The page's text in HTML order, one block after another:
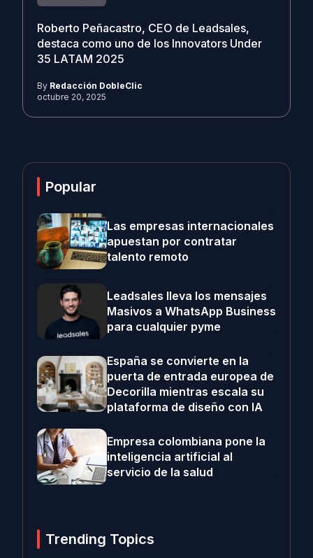
Roberto Peñacastro, CEO de Leadsales,
destaca como uno de los Innovators Under
35 LATAM 2025
By Redacción DobleClic
octubre 20, 2025
Popular
Las empresas internacionales
apuestan por contratar
talento remoto
Leadsales lleva los mensajes
Masivos a WhatsApp Business
para cualquier pyme
España se convierte en la
puerta de entrada europea de
Decorilla mientras escala su
plataforma de diseño con IA
Empresa colombiana pone la
inteligencia artificial al
servicio de la salud
Trending Topics